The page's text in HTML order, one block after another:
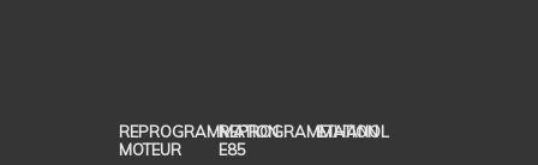
REPROGRAMMATION
MOTEUR
REPROGRAMMATION
E85
ETHANOL